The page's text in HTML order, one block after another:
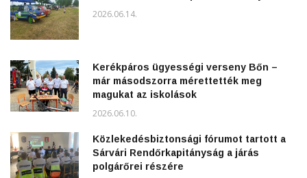
2026.06.14.
Kerékpáros ügyességi verseny Bőn –
már másodszorra mérettették meg
magukat az iskolások
2026.06.10.
Közlekedésbiztonsági fórumot tartott a
Sárvári Rendőrkapitányság a járás
polgárőrei részére